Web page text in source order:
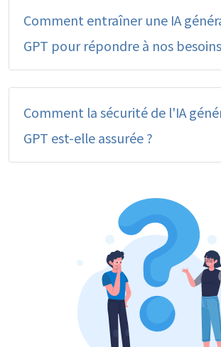
Comment entraîner une IA
GPT pour répondre à nos
Comment la sécurité de l'IA
GPT est-elle assurée ?